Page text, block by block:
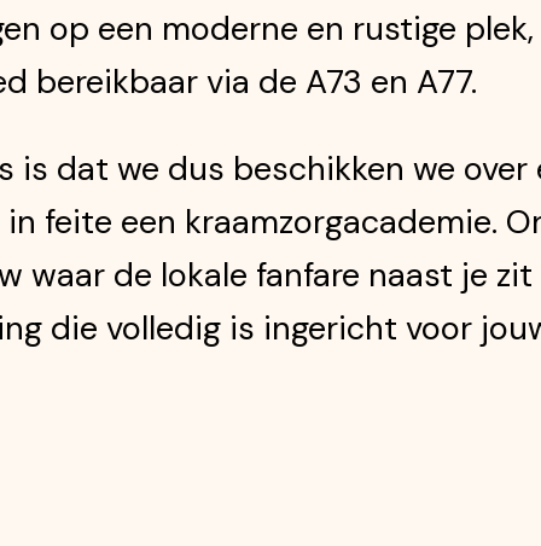
op een moderne en rustige
bereikbaar via de A73 en A77.
is dat we dus beschikken we over
feite een kraamzorgacademie.
waar de lokale fanfare naast je
die volledig is ingericht voor